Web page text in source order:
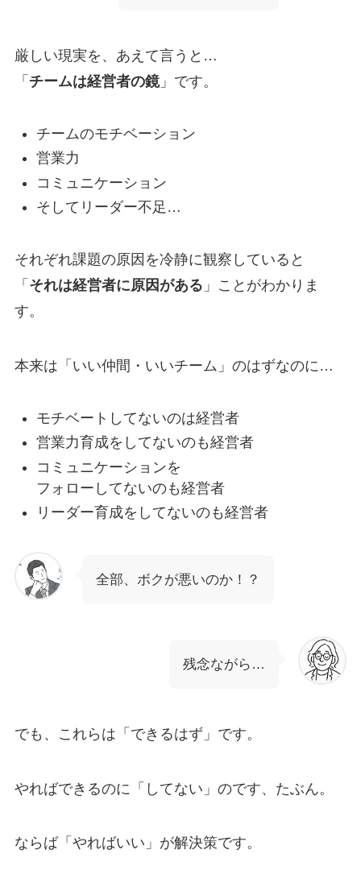
厳しい現実を、あえて言うと…
「 チームは経営者の鏡」です。
チームのモチベーション
営業力
コミュニケーション
そしてリーダー不足…
それぞれ課題の原因を冷静に観察していると
「 それは経営者に原因がある 」ことがわかりま
す。
本来は「いい仲間・いいチーム」のはずなのに…
モチベートしてないのは経営者
営業力育成をしてないのも経営者
コミュニケーションを
フォローしてないのも経営者
リーダー育成をしてないのも経営者
全部、ボクが悪いのか！？
残念ながら…
でも、これらは「できるはず」です。
やればできるのに「してない」のです、たぶん。
ならば「やればいい」が解決策です。